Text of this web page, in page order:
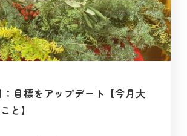
：目標をアップデート【今月大
と】